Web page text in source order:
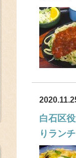
白石区
りラン